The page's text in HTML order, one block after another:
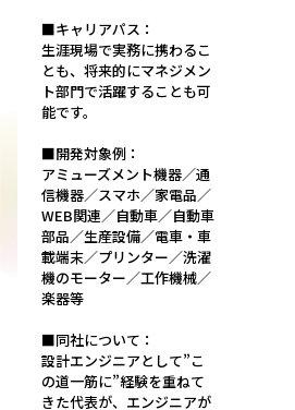
■キャリアパス：
生涯現場で実務に携わるこ
とも、将来的にマネジメン
ト部門で活躍することも可
能です。
■開発対象例：
アミューズメント機器／通
信機器／スマホ／家電品／
WEB関連／自動車／自動車
部品／生産設備／電車・車
載端末／プリンター／洗濯
機のモーター／工作機械／
楽器等
■同社について：
設計エンジニアとして”こ
の道一筋に”経験を重ねて
きた代表が、エンジニアが